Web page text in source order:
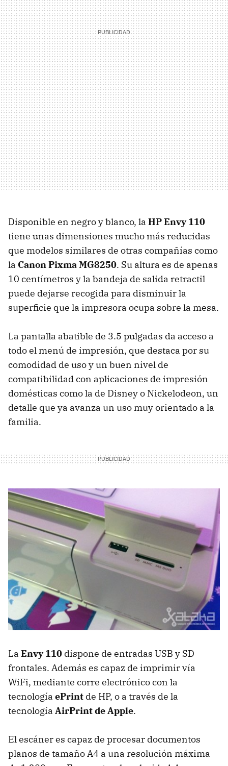
Disponible en negro y blanco, la HP Envy 110
tiene unas dimensiones mucho más reducidas
que modelos similares de otras compañías como
la Canon Pixma MG8250. Su altura es de apenas
10 centímetros y la bandeja de salida retractil
puede dejarse recogida para disminuir la
superficie que la impresora ocupa sobre la mesa.
La pantalla abatible de 3.5 pulgadas da acceso a
todo el menú de impresión, que destaca por su
comodidad de uso y un buen nivel de
compatibilidad con aplicaciones de impresión
domésticas como la de Disney o Nickelodeon, un
detalle que ya avanza un uso muy orientado a la
familia.
La Envy 110 dispone de entradas USB y SD
frontales. Además es capaz de imprimir vía
WiFi, mediante corre electrónico con la
tecnología ePrint de HP, o a través de la
tecnología AirPrint de Apple.
El escáner es capaz de procesar documentos
planos de tamaño A4 a una resolución máxima